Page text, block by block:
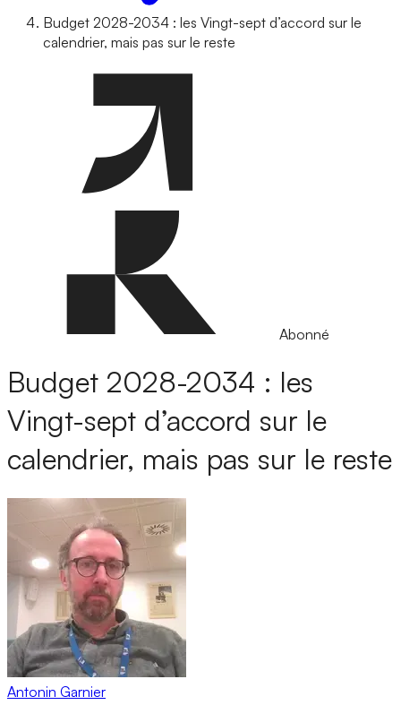
Budget 2028-2034 : les Vingt-sept d’accord sur le
calendrier, mais pas sur le reste
Abonné
Budget 2028-2034 : les
Vingt-sept d’accord sur le
calendrier, mais pas sur le reste
Antonin Garnier